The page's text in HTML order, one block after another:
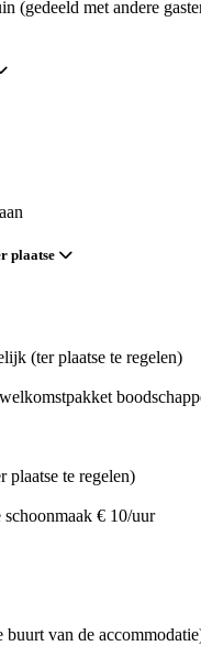
(gedeeld met andere
plaatse
(ter plaatse te regelen)
plaatse te regelen)
schoonmaak € 10/uur
buurt van de